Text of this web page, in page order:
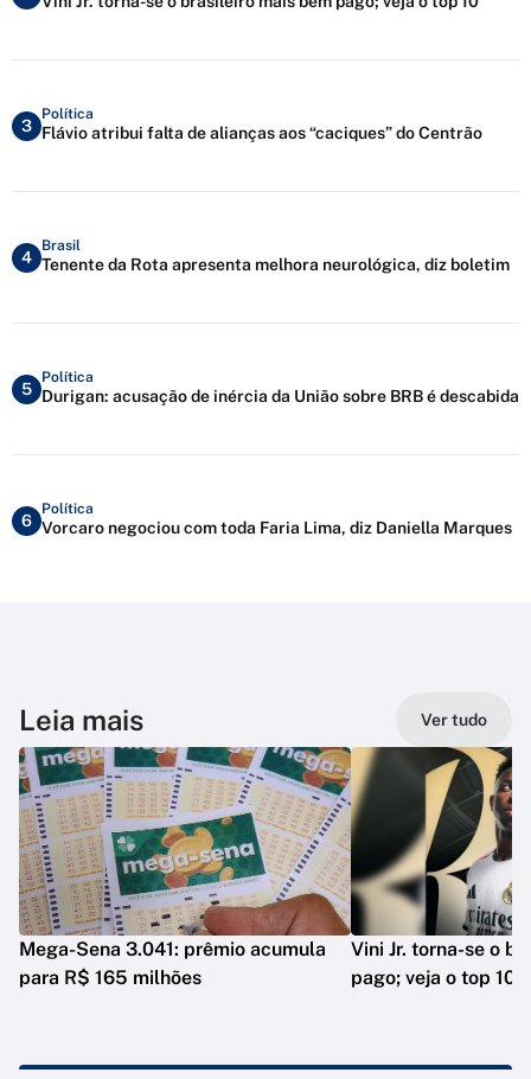
3
Política
Flávio atribui falta de alianças aos “caciques” do Centrão
4
Brasil
Tenente da Rota apresenta melhora neurológica, diz boletim
5
Política
Durigan: acusação de inércia da União sobre BRB é descabida
6
Política
Vorcaro negociou com toda Faria Lima, diz Daniella Marques
Leia mais Ver tudo
Mega-Sena 3.041: prêmio acumula
para R$ 165 milhões
Vini Jr. torna-se o
pago; veja o top 10